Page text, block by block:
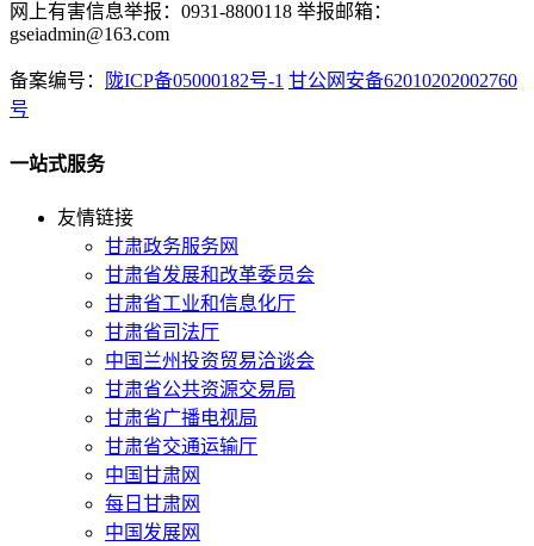
网上有害信息举报：0931-8800118 举报邮箱：
gseiadmin@163.com
备案编号： 陇ICP备05000182号-1 甘公网安备62010202002760
号
一站式服务
友情链接
甘肃政务服务网
甘肃省发展和改革委员会
甘肃省工业和信息化厅
甘肃省司法厅
中国兰州投资贸易洽谈会
甘肃省公共资源交易局
甘肃省广播电视局
甘肃省交通运输厅
中国甘肃网
每日甘肃网
中国发展网